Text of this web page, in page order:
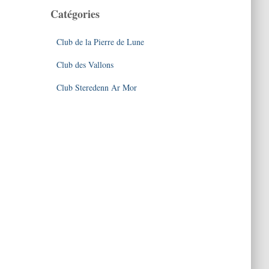
Catégories
Club de la Pierre de Lune
Club des Vallons
Club Steredenn Ar Mor